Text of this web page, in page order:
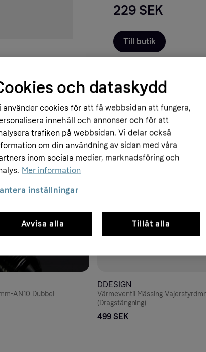
229 SEK
Till butik
AN10 Dubbel
DDESIGN
Värmeventil Mässing
(Dragstängning)
499 SEK
och dataskydd
använder cookies för att få webbsidan att fungera,
innehåll och annonser och för att
trafiken på webbsidan. Vi delar också
om din användning av sidan med våra
inom sociala medier, marknadsföring och
Mer information
Avvisa alla Tillåt alla
inställningar